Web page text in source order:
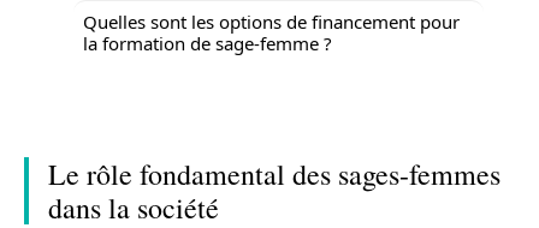
Quelles sont les options de financement pour
la formation de sage-femme ?
Le rôle fondamental des sages-femmes
dans la société